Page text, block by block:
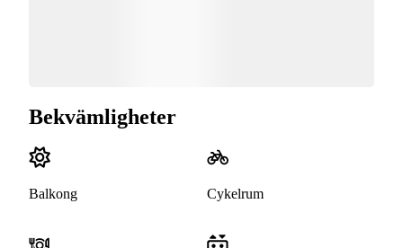
Bekvämligheter
Balkong Cykelrum